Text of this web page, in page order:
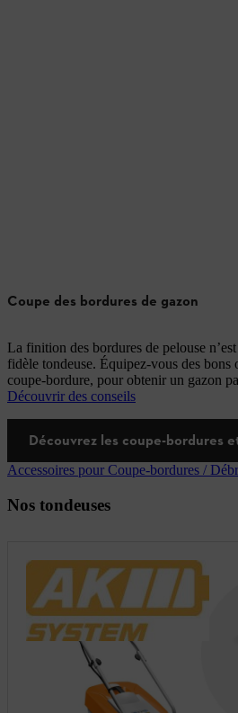
Coupe des bordures de gazon
La finition des bordures de pelouse
fidèle tondeuse. Équipez-vous des bons
coupe-bordure, pour obtenir un gazon
Découvrir des conseils
Découvrez les coupe-bordures
Accessoires pour Coupe-bordures /
Nos tondeuses